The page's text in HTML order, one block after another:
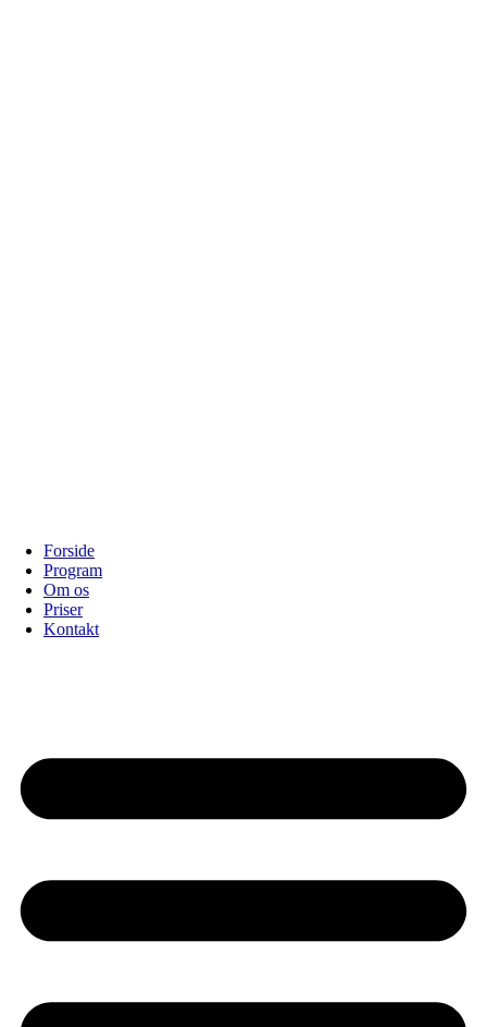
Forside
Program
Om os
Priser
Kontakt